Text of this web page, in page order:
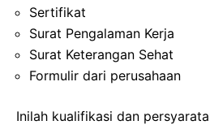
Sertifikat
Surat Pengalaman Kerja
Surat Keterangan Sehat
Formulir dari perusahaan
Inilah kualifikasi dan